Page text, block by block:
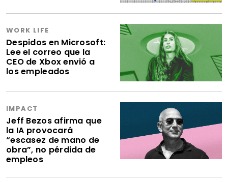
WORK LIFE
Despidos en Microsoft:
Lee el correo que la
CEO de Xbox envió a
los empleados
IMPACT
Jeff Bezos afirma que
la IA provocará
“escasez de mano de
obra”, no pérdida de
empleos